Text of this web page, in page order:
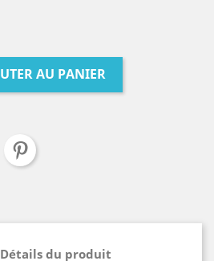
AU PANIER
Détails du produit